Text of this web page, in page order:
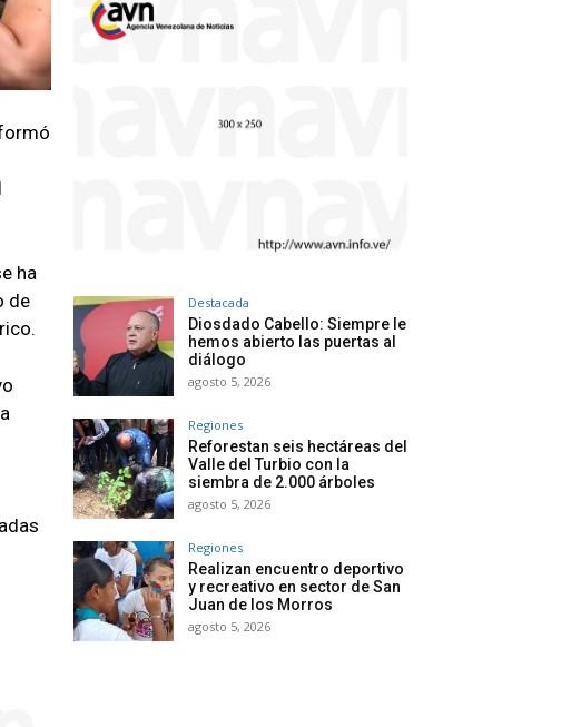
ha
de
Destacada
Diosdado Cabello: Siempre le
hemos abierto las puertas al
diálogo
agosto 5, 2026
Regiones
Reforestan seis hectáreas del
Valle del Turbio con la
siembra de 2.000 árboles
agosto 5, 2026
Regiones
Realizan encuentro deportivo
y recreativo en sector de San
Juan de los Morros
agosto 5, 2026